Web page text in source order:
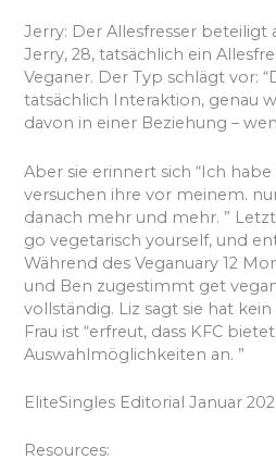
Jerry: Der Allesfresser beteiligt
Jerry, 28, tatsächlich ein
Veganer. Der Typ schlägt vor:
tatsächlich Interaktion, genau
davon in einer Beziehung –
Aber sie erinnert sich “Ich
versuchen ihre vor meinem.
danach mehr und mehr. ​​”
go vegetarisch yourself, und
Während des Veganuary 12
und Ben zugestimmt get
vollständig. Liz sagt sie hat
Frau ist “erfreut, dass KFC
Auswahlmöglichkeiten an. ”
EliteSingles Editorial Januar
Resources: